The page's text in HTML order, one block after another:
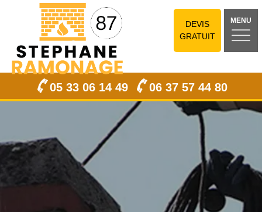
DEVIS
GRATUIT
MENU
05 33 06 14 49 06 37 57 44 80